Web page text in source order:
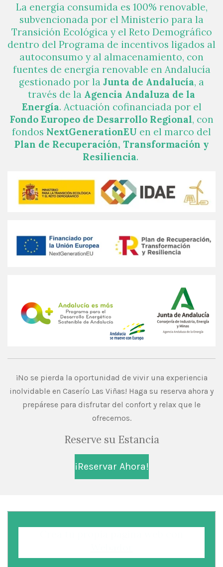
La energía consumida es 100% renovable,
subvencionada por el Ministerio para la
Transición Ecológica y el Reto Demográfico
dentro del Programa de incentivos ligados al
autoconsumo y al almacenamiento, con
fuentes de energía renovable en Andalucía
gestionado por la Junta de Andalucía, a
través de la Agencia Andaluza de la
Energía. Actuación cofinanciada por el
Fondo Europeo de Desarrollo Regional, con
fondos NextGenerationEU en el marco del
Plan de Recuperación, Transformación y
Resiliencia.
¡No se pierda la oportunidad de vivir una experiencia
inolvidable en Caserío Las Viñas! Haga su reserva ahora y
prepárese para disfrutar del confort y relax que le
ofrecemos.
Reserve su Estancia
¡Reservar Ahora!